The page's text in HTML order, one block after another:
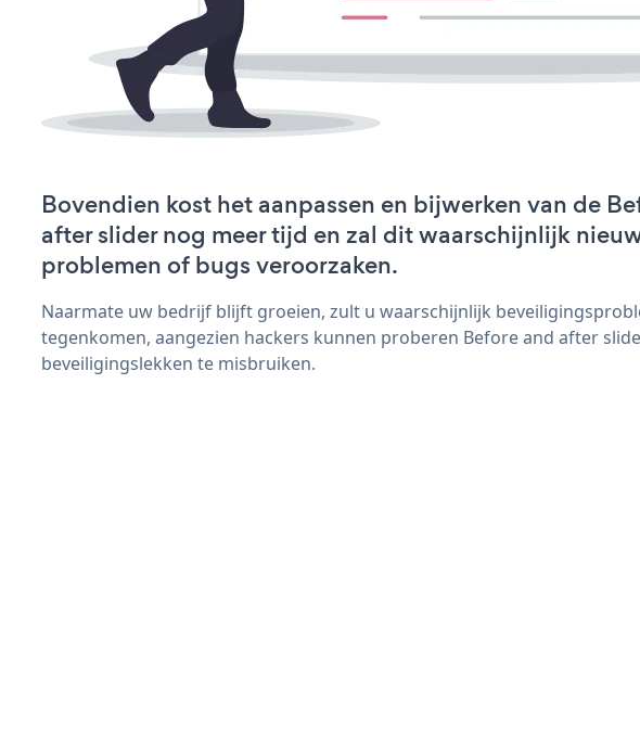
Bovendien kost het aanpassen en bijwerken van de
after slider nog meer tijd en zal dit waarschijnlijk
problemen of bugs veroorzaken.
Naarmate uw bedrijf blijft groeien, zult u waarschijnlijk
tegenkomen, aangezien hackers kunnen proberen Before and after
beveiligingslekken te misbruiken.